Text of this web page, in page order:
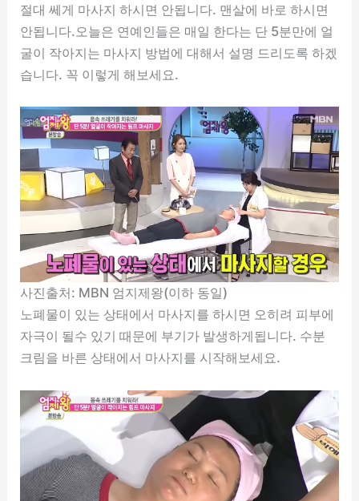
절대 쎄게 마사지 하시면 안됩니다. 맨살에 바로 하시면
안됩니다.오늘은 연예인들은 매일 한다는 단 5분만에 얼
굴이 작아지는 마사지 방법에 대해서 설명 드리도록 하겠
습니다. 꼭 이렇게 해보세요.
사진출처: MBN 엄지제왕(이하 동일)
노폐물이 있는 상태에서 마사지를 하시면 오히려 피부에
자극이 될수 있기 때문에 부기가 발생하게됩니다. 수분
크림을 바른 상태에서 마사지를 시작해보세요.